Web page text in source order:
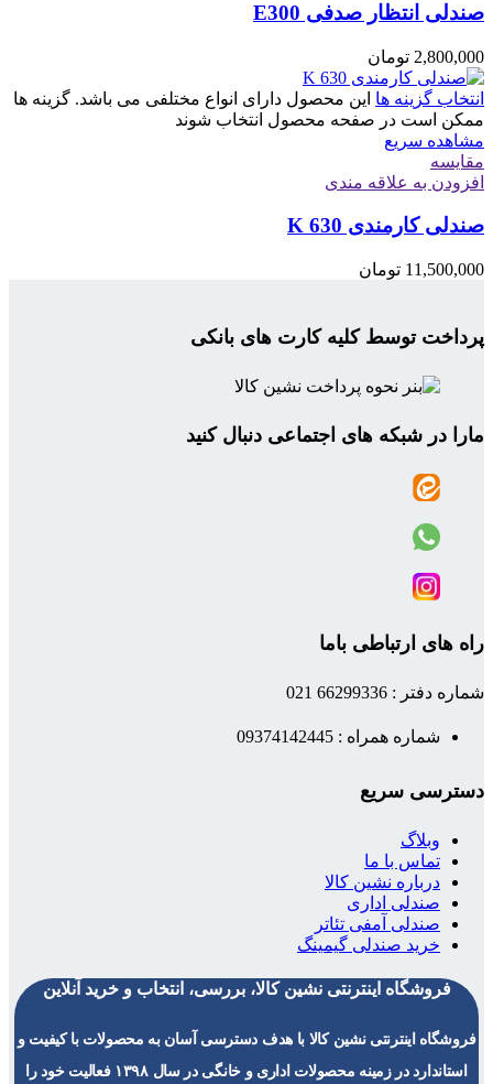
صندلی انتظار صدفی E300
2,800,000 تومان
انتخاب گزینه ها این محصول دارای انواع مختلفی می باشد. گزینه ها
ممکن است در صفحه محصول انتخاب شوند
مشاهده سریع
مقایسه
افزودن به علاقه مندی
صندلی کارمندی K 630
11,500,000 تومان
پرداخت توسط کلیه کارت های بانکی
مارا در شبکه های اجتماعی دنبال کنید
راه های ارتباطی باما
شماره دفتر : 66299336 021
شماره همراه : 09374142445
دسترسی سریع
وبلاگ
تماس با ما
درباره نشین کالا
صندلی اداری
صندلی آمفی تئاتر
خرید صندلی گیمینگ
فروشگاه اینترنتی نشین کالا، بررسی، انتخاب و خرید آنلاین
فروشگاه اینترنتی نشین کالا با هدف دسترسی آسان به محصولات با کیفیت و
استاندارد در زمینه محصولات اداری و خانگی در سال ۱۳۹۸ فعالیت خود را